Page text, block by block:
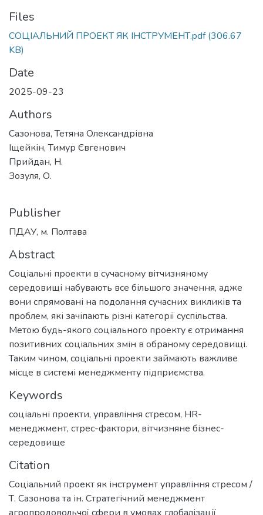
Files
СОЦІАЛЬНИЙ ПРОЕКТ ЯК ІНСТРУМЕНТ.pdf(306.67
KB)
Date
2025-09-23
Authors
Сазонова, Тетяна Олександрівна
Іщейкін, Тимур Євгенович
Прийдан, Н.
Зозуля, О.
Publisher
ПДАУ, м. Полтава
Abstract
Соціальні проекти в сучасному вітчизняному
середовищі набувають все більшого значення, адже
вони спрямовані на подолання сучасних викликів та
проблем, які зачіпають різні категорії суспільства.
Метою будь-якого соціального проекту є отримання
позитивних соціальних змін в обраному середовищі.
Таким чином, соціальні проекти займають важливе
місце в системі менеджменту підприємства.
Keywords
соціальні проекти, управління стресом, HR-
менеджмент, стрес-фактори, вітчизняне бізнес-
середовище
Citation
Соціальний проект як інструмент управління стресом /
Т. Сазонова та ін. Стратегічний менеджмент